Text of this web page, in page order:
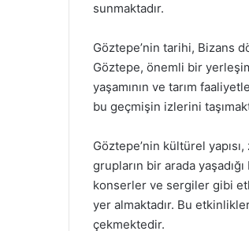
sunmaktadır.
Göztepe’nin tarihi, Bizans
Göztepe, önemli bir
yaşamının ve tarım
bu geçmişin izlerini
Göztepe’nin kültürel
grupların bir arada
konserler ve sergiler gibi
yer almaktadır. Bu
çekmektedir.